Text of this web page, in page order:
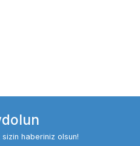
sizin haberiniz olsun!